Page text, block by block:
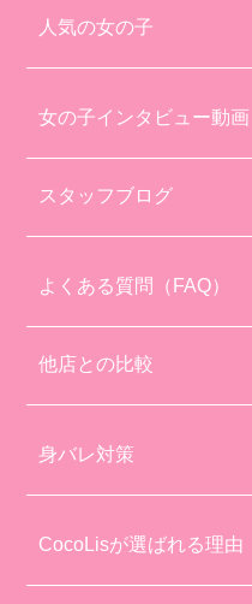
人気の女の子
女の子インタビュー動画
スタッフブログ
よくある質問（FAQ）
他店との比較
身バレ対策
CocoLisが選ばれる理由